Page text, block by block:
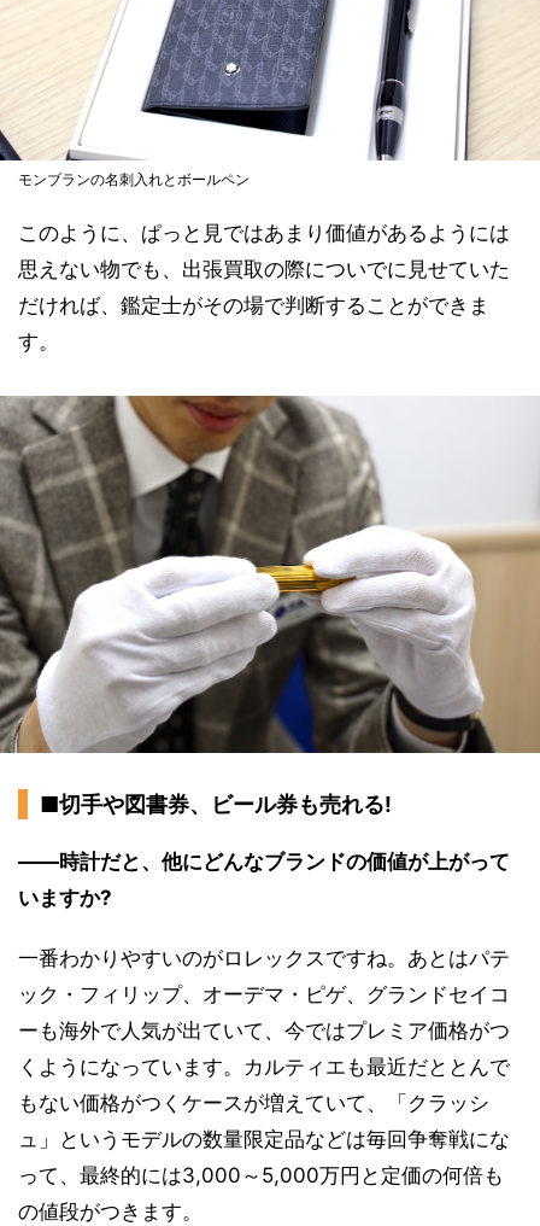
モンブランの名刺入れとボールペン
このように、ぱっと見ではあまり価値があるようには
思えない物でも、出張買取の際についでに見せていた
だければ、鑑定士がその場で判断することができま
す。
■切手や図書券、ビール券も売れる!
――時計だと、他にどんなブランドの価値が上がって
いますか?
一番わかりやすいのがロレックスですね。あとはパテ
ック・フィリップ、オーデマ・ピゲ、グランドセイコ
ーも海外で人気が出ていて、今ではプレミア価格がつ
くようになっています。カルティエも最近だととんで
もない価格がつくケースが増えていて、「クラッシ
ュ」というモデルの数量限定品などは毎回争奪戦にな
って、最終的には3,000～5,000万円と定価の何倍も
の値段がつきます。